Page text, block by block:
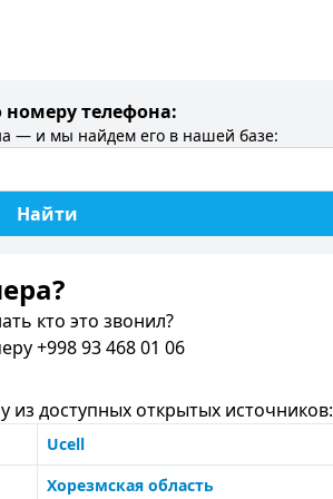
номеру телефона:
— и мы найдем его в нашей базе:
Найти
кто это звонил?
+998 93 468 01 06
доступных открытых источников:
Ucell
Хорезмская область